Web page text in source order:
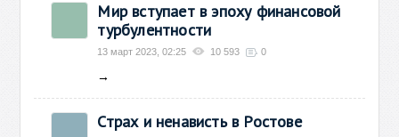
Мир вступает в эпоху финансовой
турбулентности
13 март 2023, 02:25 10 593 0
→
Страх и ненависть в Ростове